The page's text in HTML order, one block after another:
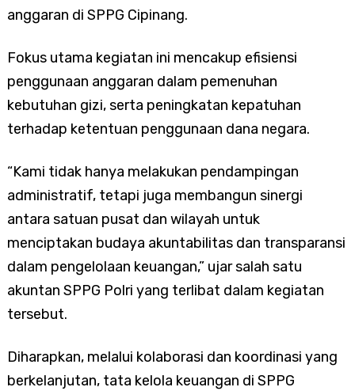
anggaran di SPPG Cipinang.
Fokus utama kegiatan ini mencakup efisiensi
penggunaan anggaran dalam pemenuhan
kebutuhan gizi, serta peningkatan kepatuhan
terhadap ketentuan penggunaan dana negara.
“Kami tidak hanya melakukan pendampingan
administratif, tetapi juga membangun sinergi
antara satuan pusat dan wilayah untuk
menciptakan budaya akuntabilitas dan transparansi
dalam pengelolaan keuangan,” ujar salah satu
akuntan SPPG Polri yang terlibat dalam kegiatan
tersebut.
Diharapkan, melalui kolaborasi dan koordinasi yang
berkelanjutan, tata kelola keuangan di SPPG